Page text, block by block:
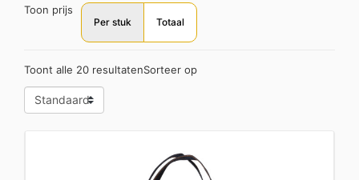
Toon prijs
Per stuk Totaal
Toont alle 20 resultatenSorteer op